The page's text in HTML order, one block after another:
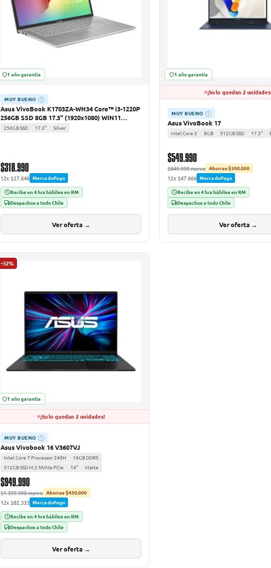
1 año garantía
MUY BUENO ?
Asus VivoBook K1703ZA-WH34 Core™ i3-1220P
256GB SSD 8GB 17.3" (1920x1080) WIN11
SILVER B-GRADE
256GB SSD 17.3" Silver
$318.990
12x $27.646 MercadoPago
Recibe en 4 hrs hábiles en RM
Despachos a todo Chile
Ver oferta →
1 año garantía
¡Solo quedan 2
MUY BUENO ?
Asus VivoBook 17
Intel Core 5 8GB 512GB SSD 17.3"
$549.990
$849.990 nuevo Ahorras $300.000
12x $47.666 MercadoPago
Recibe en 4 hrs hábiles en RM
Despachos a todo Chile
Ver oferta →
-32%
1 año garantía
¡Solo quedan 2 unidades!
MUY BUENO ?
Asus Vivobook 16 V3607VJ
Intel Core 7 Processor 240H
16GB DDR5
512GB SSD M.2 NVMe PCIe
16" Matte
$949.990
$1.399.990 nuevo Ahorras $450.000
12x $82.333 MercadoPago
Recibe en 4 hrs hábiles en RM
Despachos a todo Chile
Ver oferta →